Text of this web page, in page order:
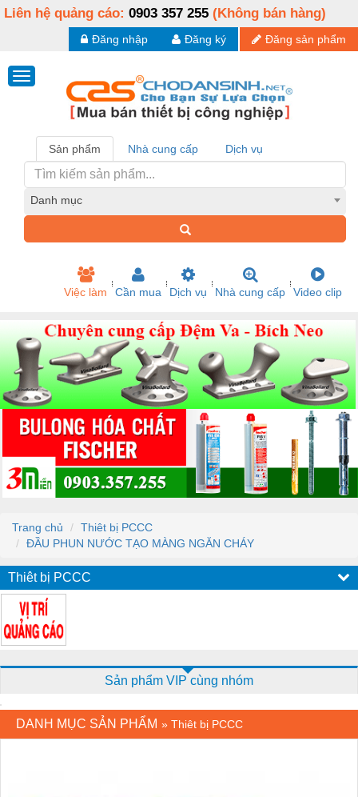
Liên hệ quảng cáo: 0903 357 255 (Không bán hàng)
Đăng sản phẩm
Đăng ký
Đăng nhập
Sản phẩm Nhà cung cấp Dịch vụ
Danh mục
Việc làm Cần mua Dịch vụ Nhà cung cấp Video clip
Trang chủ
Thiêt bị PCCC
ĐẦU PHUN NƯỚC TẠO MÀNG NGĂN CHÁY
Thiêt bị PCCC
Sản phẩm VIP cùng nhóm
DANH MỤC SẢN PHẨM » Thiêt bị PCCC